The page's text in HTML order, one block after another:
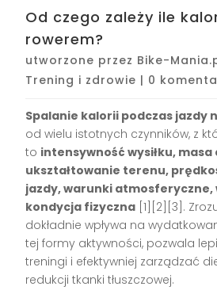
Od czego zależy ile
rowerem?
utworzone przez Bike-
Trening i zdrowie | 0
Spalanie kalorii podczas jazdy
od wielu istotnych czynników, z
to intensywność wysiłku, masa
ukształtowanie terenu,
jazdy, warunki atmosferyczne,
kondycja fizyczna [1][2][3].
dokładnie wpływa na
tej formy aktywności, pozwala
treningi i efektywniej zarządzać
redukcji tkanki tłuszczowej.